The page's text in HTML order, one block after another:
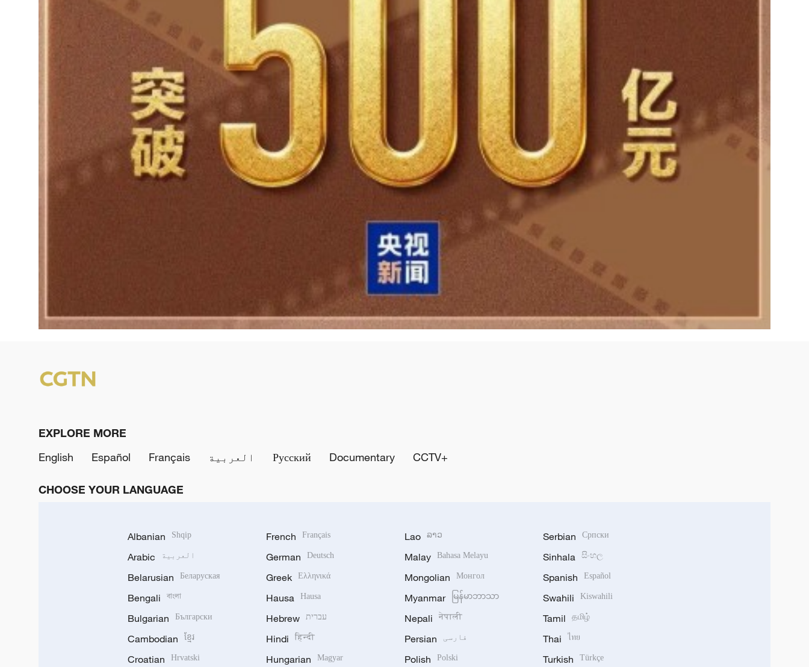
EXPLORE MORE
English
Español Français العربية Русский Documentary CCTV+
CHOOSE YOUR LANGUAGE
Albanian Shqip
Arabic العربية
Belarusian Беларуская
Bengali বাংলা
Bulgarian Български
Cambodian ខ្មែរ
Croatian Hrvatski
French Français
German Deutsch
Greek Ελληνικά
Hausa Hausa
Hebrew עברית
Hindi हिन्दी
Hungarian Magyar
Lao ລາວ
Malay Bahasa Melayu
Mongolian Монгол
Myanmar မြန်မာဘာသာ
Nepali नेपाली
Persian فارسی
Polish Polski
Serbian Српски
Sinhala සිංහල
Spanish Español
Swahili Kiswahili
Tamil தமிழ்
Thai ไทย
Turkish Türkçe